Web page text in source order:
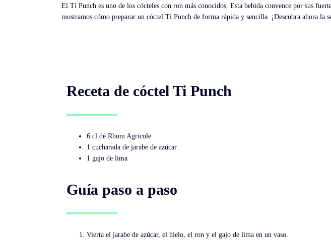
El Ti Punch es uno de los cócteles con ron más conocidos. Esta bebida convence por sus
mostramos cómo preparar un cóctel Ti Punch de forma rápida y sencilla. ¡Descubra ahora la
Receta de cóctel Ti Punch
6 cl de Rhum Agricole
1 cucharada de jarabe de azúcar
1 gajo de lima
Guía paso a paso
Vierta el jarabe de azúcar, el hielo, el ron y el gajo de lima en un vaso.